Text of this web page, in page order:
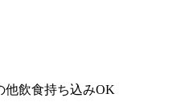
他飲食持ち込みOK